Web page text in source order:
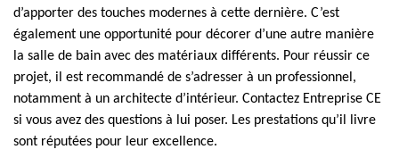
d’apporter des touches modernes à cette dernière. C’est
également une opportunité pour décorer d’une autre manière
la salle de bain avec des matériaux différents. Pour réussir ce
projet, il est recommandé de s’adresser à un professionnel,
notamment à un architecte d’intérieur. Contactez Entreprise CE
si vous avez des questions à lui poser. Les prestations qu’il livre
sont réputées pour leur excellence.